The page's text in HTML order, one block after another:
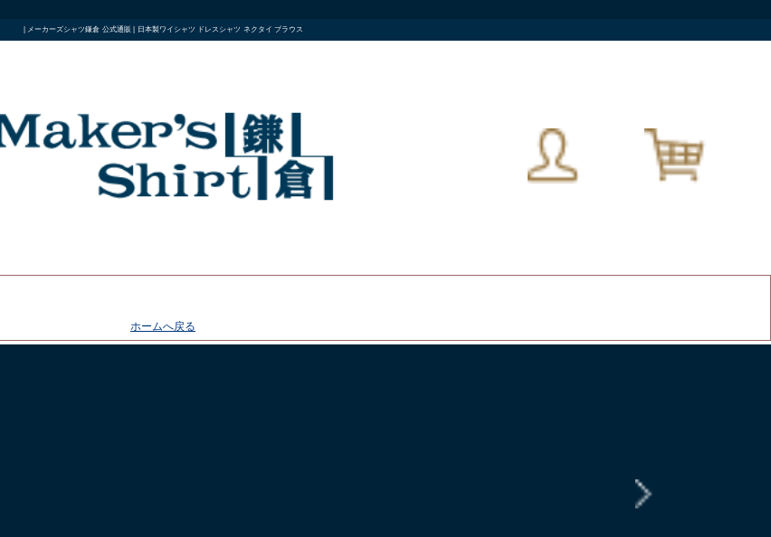
| メーカーズシャツ鎌倉 公式通販 | 日本製ワイシャツ ドレスシャツ ネクタイ ブラウス
ホームへ戻る